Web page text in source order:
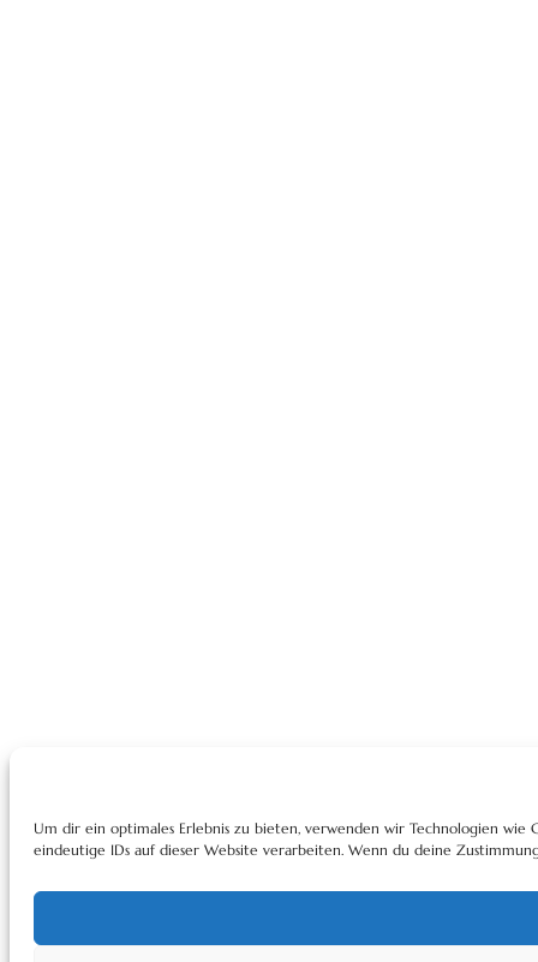
Um dir ein optimales Erlebnis zu bieten, verwenden wir Technologien
eindeutige IDs auf dieser Website verarbeiten. Wenn du deine